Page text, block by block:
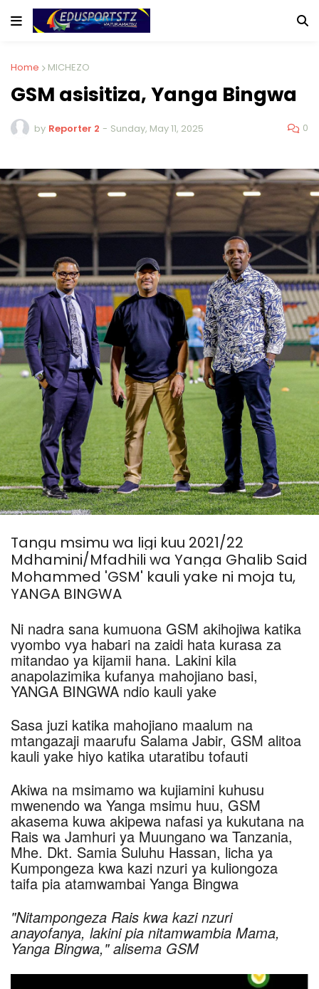
Home MICHEZO
GSM asisitiza, Yanga Bingwa
by Reporter 2 - Sunday, May 11, 2025 0
Tangu msimu wa ligi kuu 2021/22
Mdhamini/Mfadhili wa Yanga Ghalib Said
Mohammed 'GSM' kauli yake ni moja tu,
YANGA BINGWA
Ni nadra sana kumuona GSM akihojiwa katika
vyombo vya habari na zaidi hata kurasa za
mitandao ya kijamii hana. Lakini kila
anapolazimika kufanya mahojiano basi,
YANGA BINGWA ndio kauli yake
Sasa juzi katika mahojiano maalum na
mtangazaji maarufu Salama Jabir, GSM alitoa
kauli yake hiyo katika utaratibu tofauti
Akiwa na msimamo wa kujiamini kuhusu
mwenendo wa Yanga msimu huu, GSM
akasema kuwa akipewa nafasi ya kukutana na
Rais wa Jamhuri ya Muungano wa Tanzania,
Mhe. Dkt. Samia Suluhu Hassan, licha ya
Kumpongeza kwa kazi nzuri ya kuliongoza
taifa pia atamwambai Yanga Bingwa
"Nitampongeza Rais kwa kazi nzuri
anayofanya, lakini pia nitamwambia Mama,
Yanga Bingwa," alisema GSM